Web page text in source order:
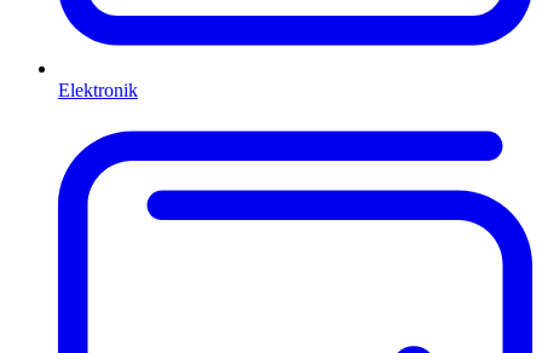
Elektronik